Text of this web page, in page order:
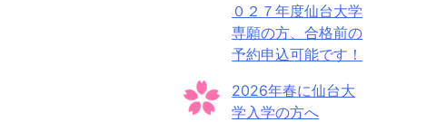
０２７年度仙台大学
専願の方、合格前の
予約申込可能です！
2026年春に仙台大
学入学の方へ